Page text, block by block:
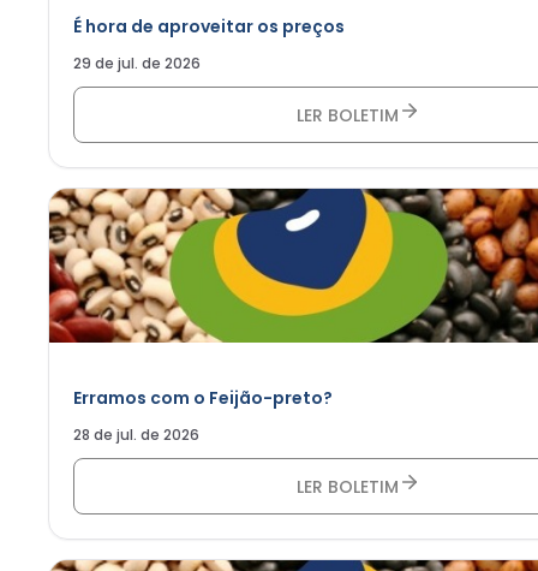
É hora de aproveitar os preços
29 de jul. de 2026
LER BOLETIM
Erramos com o Feijão-preto?
28 de jul. de 2026
LER BOLETIM